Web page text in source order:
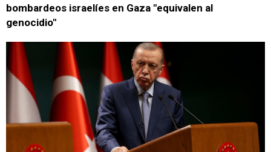
bombardeos israelíes en Gaza "equivalen al
genocidio"